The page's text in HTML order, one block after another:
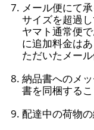
メール便にて
サイズを超過
ヤマト通常便
に追加料金は
ただいたメー
納品書へのメ
書を同梱するこ
配達中の荷物